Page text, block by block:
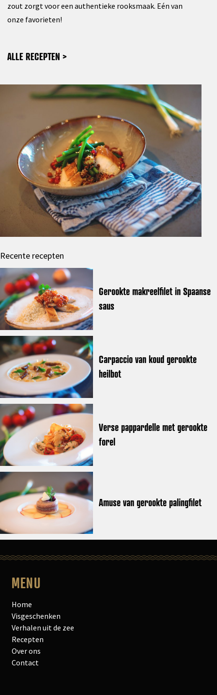
zout zorgt voor een authentieke rooksmaak. Eén van
onze favorieten!
ALLE RECEPTEN >
Recente recepten
Gerookte makreelfilet in Spaanse
saus
Carpaccio van koud gerookte
heilbot
Verse pappardelle met gerookte
forel
Amuse van gerookte palingfilet
MENU
Home
Visgeschenken
Verhalen uit de zee
Recepten
Over ons
Contact